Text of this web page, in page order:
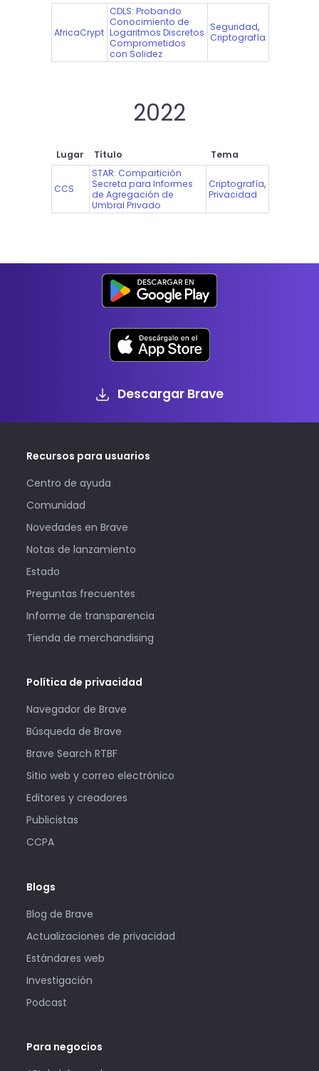
AfricaCrypt
CDLS: Probando
Conocimiento de
Logaritmos Discretos
Comprometidos
con Solidez
Seguridad,
Criptografía
2022
Lugar Título Tema
CCS
STAR: Compartición
Secreta para Informes
de Agregación de
Umbral Privado
Criptografía,
Privacidad
Descargar Brave
Recursos para usuarios
Centro de ayuda
Comunidad
Novedades en Brave
Notas de lanzamiento
Estado
Preguntas frecuentes
Informe de transparencia
Tienda de merchandising
Política de privacidad
Navegador de Brave
Búsqueda de Brave
Brave Search RTBF
Sitio web y correo electrónico
Editores y creadores
Publicistas
CCPA
Blogs
Blog de Brave
Actualizaciones de privacidad
Estándares web
Investigación
Podcast
Para negocios